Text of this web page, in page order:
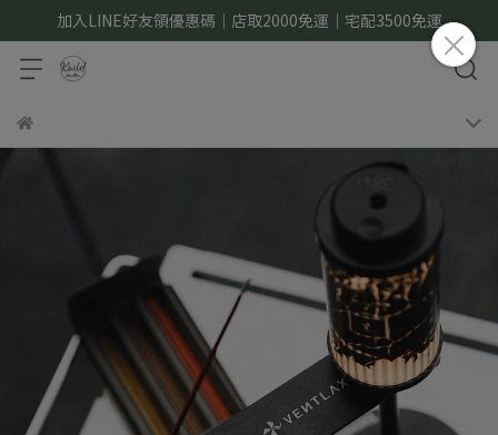
加入LINE好友領優惠碼｜店取2000免運｜宅配3500免運